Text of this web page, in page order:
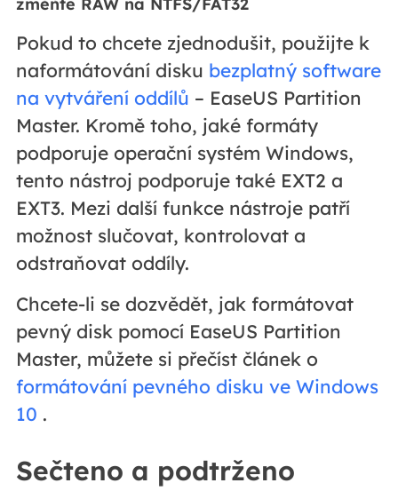
Pokud to chcete zjednodušit, použijte k
naformátování disku bezplatný software
na vytváření oddílů – EaseUS Partition
Master. Kromě toho, jaké formáty
podporuje operační systém Windows,
tento nástroj podporuje také EXT2 a
EXT3. Mezi další funkce nástroje patří
možnost slučovat, kontrolovat a
odstraňovat oddíly.
Chcete-li se dozvědět, jak formátovat
pevný disk pomocí EaseUS Partition
Master, můžete si přečíst článek o
formátování pevného disku ve Windows
10 .
Sečteno a podtrženo